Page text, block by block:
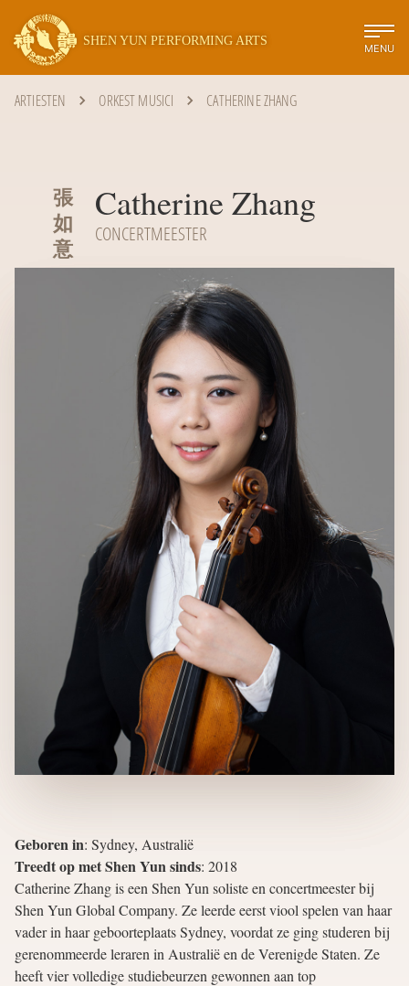
SHEN YUN PERFORMING ARTS
MENU
ARTIESTEN ORKEST MUSICI CATHERINE ZHANG
張
如
意‭
Catherine Zhang
CONCERTMEESTER
Geboren in: Sydney, Australië
Treedt op met Shen Yun sinds: 2018
Catherine Zhang is een Shen Yun soliste en concertmeester bij
Shen Yun Global Company. Ze leerde eerst viool spelen van haar
vader in haar geboorteplaats Sydney, voordat ze ging studeren bij
gerenommeerde leraren in Australië en de Verenigde Staten. Ze
heeft vier volledige studiebeurzen gewonnen aan top